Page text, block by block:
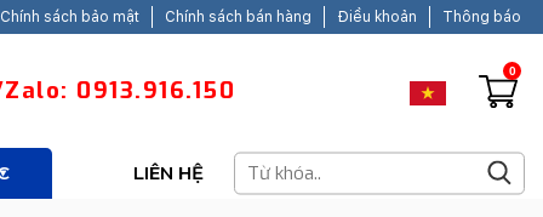
Chính sách bảo mật Chính sách bán hàng Điều khoản Thông báo
0913.916.150
0
LIÊN HỆ